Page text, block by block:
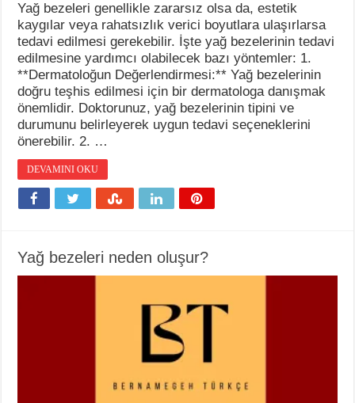
Yağ bezeleri genellikle zararsız olsa da, estetik
kaygılar veya rahatsızlık verici boyutlara ulaşırlarsa
tedavi edilmesi gerekebilir. İşte yağ bezelerinin tedavi
edilmesine yardımcı olabilecek bazı yöntemler: 1.
**Dermatoloğun Değerlendirmesi:** Yağ bezelerinin
doğru teşhis edilmesi için bir dermatologa danışmak
önemlidir. Doktorunuz, yağ bezelerinin tipini ve
durumunu belirleyerek uygun tedavi seçeneklerini
önerebilir. 2. …
DEVAMINI OKU
Yağ bezeleri neden oluşur?